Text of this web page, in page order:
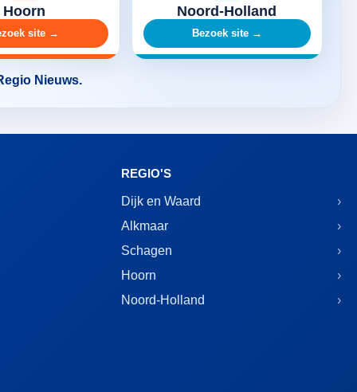
Hoorn
site →
Noord-Holland
Bezoek site →
Nieuws.
REGIO'S
Dijk en Waard
Alkmaar
Schagen
Hoorn
Noord-Holland